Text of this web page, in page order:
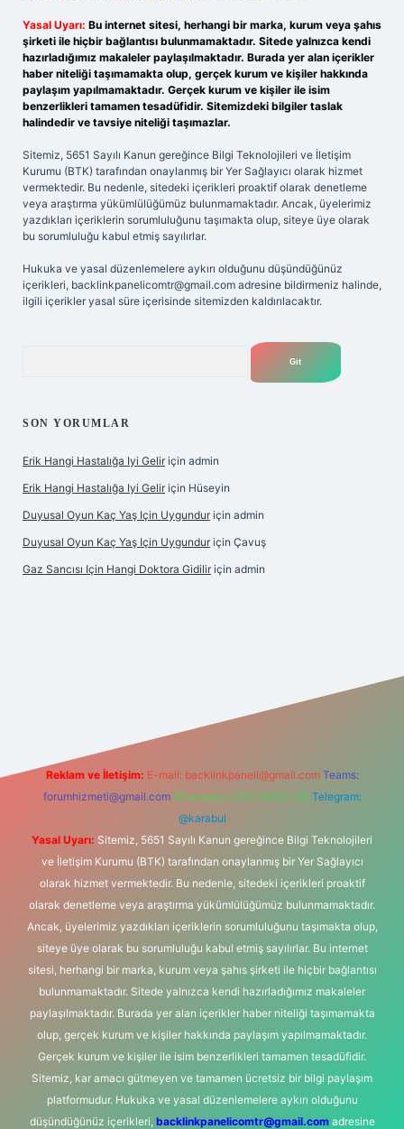
Yasal Uyarı: Bu internet sitesi, herhangi bir marka, kurum veya şahıs
şirketi ile hiçbir bağlantısı bulunmamaktadır. Sitede yalnızca kendi
hazırladığımız makaleler paylaşılmaktadır. Burada yer alan içerikler
haber niteliği taşımamakta olup, gerçek kurum ve kişiler hakkında
paylaşım yapılmamaktadır. Gerçek kurum ve kişiler ile isim
benzerlikleri tamamen tesadüfidir. Sitemizdeki bilgiler taslak
halindedir ve tavsiye niteliği taşımazlar.
Sitemiz, 5651 Sayılı Kanun gereğince Bilgi Teknolojileri ve İletişim
Kurumu (BTK) tarafından onaylanmış bir Yer Sağlayıcı olarak hizmet
vermektedir. Bu nedenle, sitedeki içerikleri proaktif olarak denetleme
veya araştırma yükümlülüğümüz bulunmamaktadır. Ancak, üyelerimiz
yazdıkları içeriklerin sorumluluğunu taşımakta olup, siteye üye olarak
bu sorumluluğu kabul etmiş sayılırlar.
Hukuka ve yasal düzenlemelere aykırı olduğunu düşündüğünüz
içerikleri, backlinkpanelicomtr@gmail.com adresine bildirmeniz halinde,
ilgili içerikler yasal süre içerisinde sitemizden kaldırılacaktır.
SON YORUMLAR
Erik Hangi Hastalığa Iyi Gelir için admin
Erik Hangi Hastalığa Iyi Gelir için Hüseyin
Duyusal Oyun Kaç Yaş Için Uygundur için admin
Duyusal Oyun Kaç Yaş Için Uygundur için Çavuş
Gaz Sancısı Için Hangi Doktora Gidilir için admin
Reklam ve İletişim: E-mail: backlinkpaneli@gmail.com Teams:
forumhizmeti@gmail.com Whatsapp: 0262 606 0 726 Telegram:
@karabul
Yasal Uyarı: Sitemiz, 5651 Sayılı Kanun gereğince Bilgi Teknolojileri
ve İletişim Kurumu (BTK) tarafından onaylanmış bir Yer Sağlayıcı
olarak hizmet vermektedir. Bu nedenle, sitedeki içerikleri proaktif
olarak denetleme veya araştırma yükümlülüğümüz bulunmamaktadır.
Ancak, üyelerimiz yazdıkları içeriklerin sorumluluğunu taşımakta olup,
siteye üye olarak bu sorumluluğu kabul etmiş sayılırlar. Bu internet
sitesi, herhangi bir marka, kurum veya şahıs şirketi ile hiçbir bağlantısı
bulunmamaktadır. Sitede yalnızca kendi hazırladığımız makaleler
paylaşılmaktadır. Burada yer alan içerikler haber niteliği taşımamakta
olup, gerçek kurum ve kişiler hakkında paylaşım yapılmamaktadır.
Gerçek kurum ve kişiler ile isim benzerlikleri tamamen tesadüfidir.
Sitemiz, kar amacı gütmeyen ve tamamen ücretsiz bir bilgi paylaşım
platformudur. Hukuka ve yasal düzenlemelere aykırı olduğunu
düşündüğünüz içerikleri, backlinkpanelicomtr@gmail.comadresine